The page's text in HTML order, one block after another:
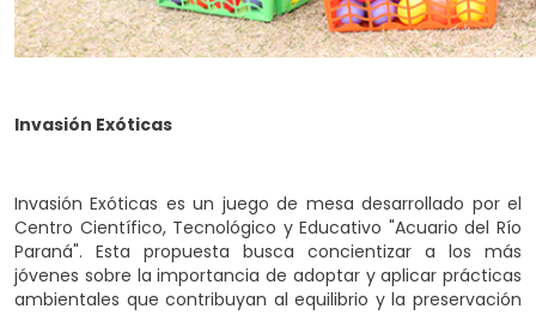
Invasión Exóticas
Invasión Exóticas es un juego de mesa desarrollado por el
Centro Científico, Tecnológico y Educativo "Acuario del Río
Paraná". Esta propuesta busca concientizar a los más
jóvenes sobre la importancia de adoptar y aplicar prácticas
ambientales que contribuyan al equilibrio y la preservación